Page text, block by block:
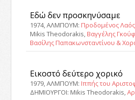
Εδώ δεν προσκηνύσαμε
1974, ΑΛΜΠΟΥΜ: Προδομένος Λαός
Mikis Theodorakis, Βαγγέλης
Βασίλης Παπακωνσταντίνου &
Εικοστό δεύτερο χορικό
1979, ΑΛΜΠΟΥΜ: Ιππής του
ΔΗΜΙΟΥΡΓΟΙ: Mikis Theodorakis,